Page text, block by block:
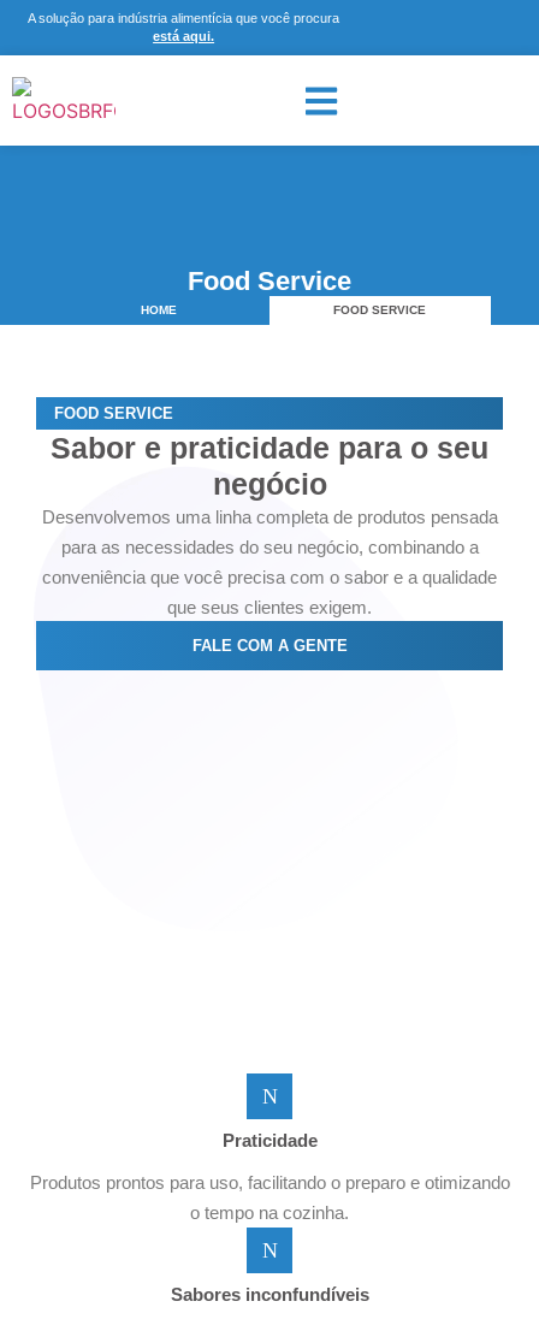
A solução para indústria alimentícia que você procura
está aqui.
Food Service
HOME FOOD SERVICE
FOOD SERVICE
Sabor e praticidade para o seu
negócio
Desenvolvemos uma linha completa de produtos pensada
para as necessidades do seu negócio, combinando a
conveniência que você precisa com o sabor e a qualidade
que seus clientes exigem.
FALE COM A GENTE
Praticidade
Produtos prontos para uso, facilitando o preparo e otimizando
o tempo na cozinha.
Sabores inconfundíveis